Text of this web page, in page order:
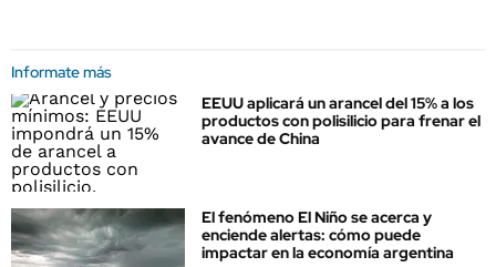
Informate más
EEUU aplicará un arancel del 15% a los
productos con polisilicio para frenar el
avance de China
El fenómeno El Niño se acerca y
enciende alertas: cómo puede
impactar en la economía argentina